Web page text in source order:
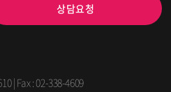
상담요청
| Fax : 02-338-4609